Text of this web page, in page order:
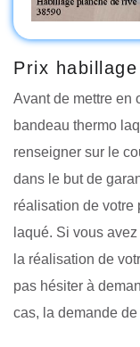
Prix
Avant de mettre en
bandeau thermo
renseigner sur le
dans le but de
réalisation de votre
laqué. Si vous
la réalisation de
pas hésiter à
cas, la demande